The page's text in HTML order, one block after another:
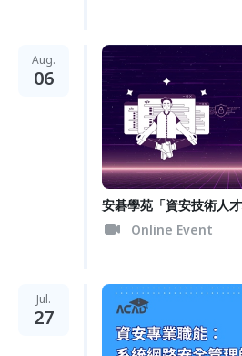
Aug.
06
安碁學苑「資安技術人
Online Event
Jul.
27